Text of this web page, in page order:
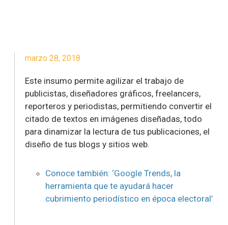
marzo 28, 2018
Este insumo permite agilizar el trabajo de
publicistas, diseñadores gráficos, freelancers,
reporteros y periodistas, permitiendo convertir el
citado de textos en imágenes diseñadas, todo
para dinamizar la lectura de tus publicaciones, el
diseño de tus blogs y sitios web.
Conoce también: ‘Google Trends, la
herramienta que te ayudará hacer
cubrimiento periodístico en época electoral’